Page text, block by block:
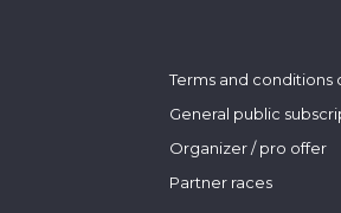
Terms and conditions
General public
Organizer / pro offer
Partner races